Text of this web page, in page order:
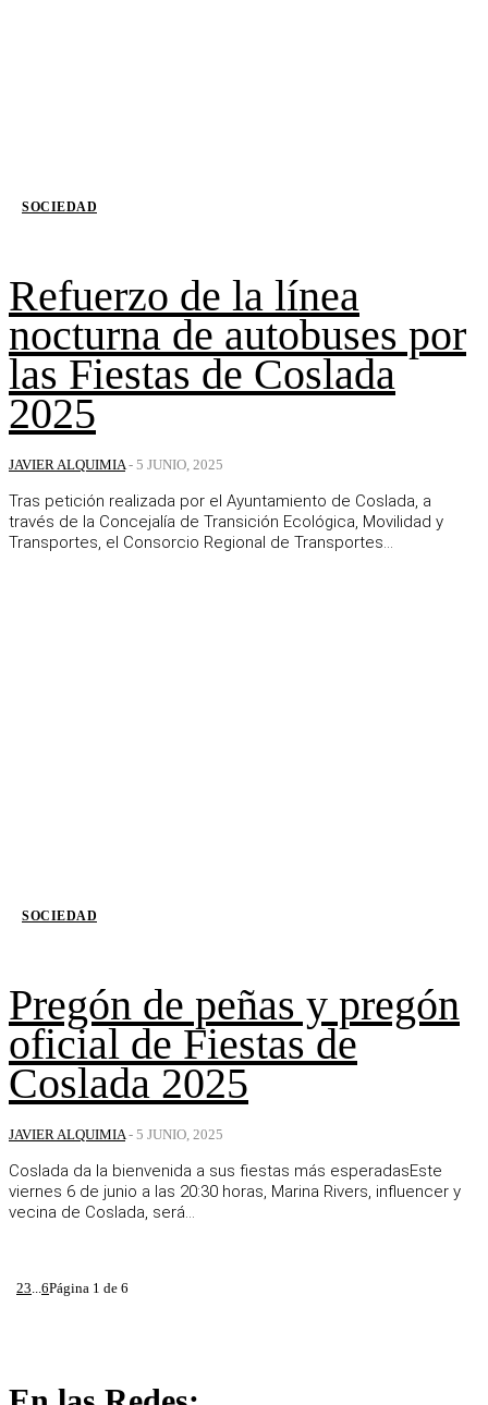
SOCIEDAD
Refuerzo de la línea
nocturna de autobuses por
las Fiestas de Coslada
2025
JAVIER ALQUIMIA - 5 JUNIO, 2025
Tras petición realizada por el Ayuntamiento de Coslada, a
través de la Concejalía de Transición Ecológica, Movilidad y
Transportes, el Consorcio Regional de Transportes...
SOCIEDAD
Pregón de peñas y pregón
oficial de Fiestas de
Coslada 2025
JAVIER ALQUIMIA - 5 JUNIO, 2025
Coslada da la bienvenida a sus fiestas más esperadasEste
viernes 6 de junio a las 20:30 horas, Marina Rivers, influencer y
vecina de Coslada, será...
23...6Página 1 de 6